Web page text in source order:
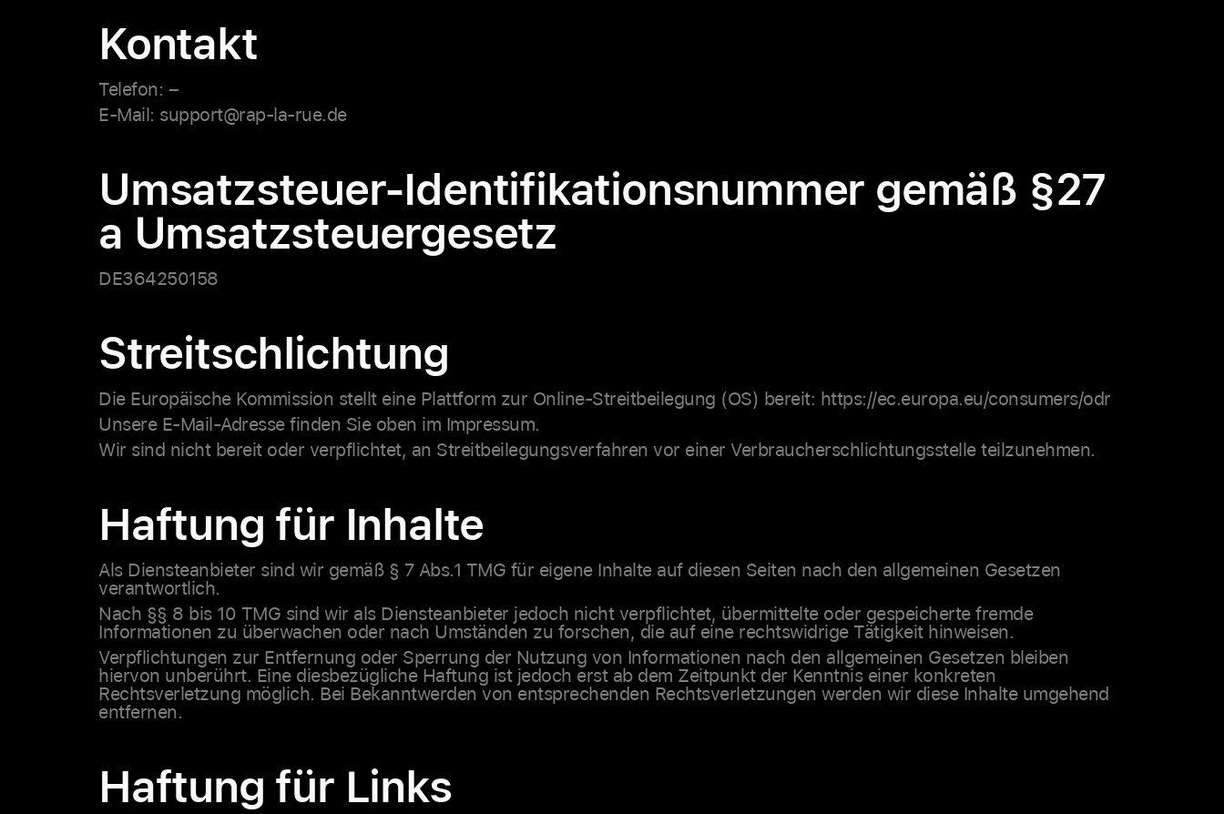
Kontakt
Telefon: –
E-Mail: support@rap-la-rue.de
Umsatzsteuer-Identifikationsnummer gemäß §27
a Umsatzsteuergesetz
DE364250158
Streitschlichtung
Die Europäische Kommission stellt eine Plattform zur Online-Streitbeilegung (OS) bereit: https://ec.europa.eu/consumers/odr
Unsere E-Mail-Adresse finden Sie oben im Impressum.
Wir sind nicht bereit oder verpflichtet, an Streitbeilegungsverfahren vor einer Verbraucherschlichtungsstelle teilzunehmen.
Haftung für Inhalte
Als Diensteanbieter sind wir gemäß § 7 Abs.1 TMG für eigene Inhalte auf diesen Seiten nach den allgemeinen Gesetzen
verantwortlich.
Nach §§ 8 bis 10 TMG sind wir als Diensteanbieter jedoch nicht verpflichtet, übermittelte oder gespeicherte fremde
Informationen zu überwachen oder nach Umständen zu forschen, die auf eine rechtswidrige Tätigkeit hinweisen.
Verpflichtungen zur Entfernung oder Sperrung der Nutzung von Informationen nach den allgemeinen Gesetzen bleiben
hiervon unberührt. Eine diesbezügliche Haftung ist jedoch erst ab dem Zeitpunkt der Kenntnis einer konkreten
Rechtsverletzung möglich. Bei Bekanntwerden von entsprechenden Rechtsverletzungen werden wir diese Inhalte umgehend
entfernen.
Haftung für Links